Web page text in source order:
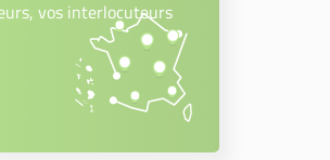
vos interlocuteurs